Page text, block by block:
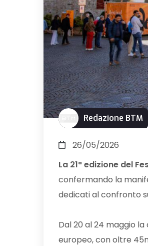
Redazione BTM
26/05/2026
La 21ª edizione del
confermando la
dedicati al confronto
Dal 20 al 24 maggio
europeo, con oltre